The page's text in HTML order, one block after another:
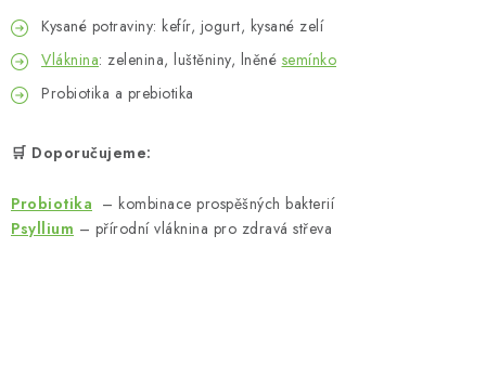
Doprava a platba Recenze
Věrnostní program
Proč Botanic?
Kontakty
Kysané potraviny: kefír, jogurt, kysané zelí
Vláknina: zelenina, luštěniny, lněné semínko
Probiotika a prebiotika
🛒 Doporučujeme:
Probiotika – kombinace prospěšných bakterií
Psyllium – přírodní vláknina pro zdravá střeva